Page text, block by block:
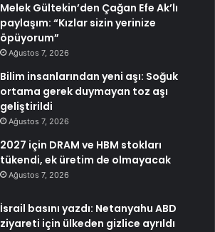
Melek Gültekin’den Çağan Efe Ak’lı
paylaşım: “Kızlar sizin yerinize
öpüyorum”
Ağustos 7, 2026
Bilim insanlarından yeni aşı: Soğuk
ortama gerek duymayan toz aşı
geliştirildi
Ağustos 7, 2026
2027 için DRAM ve HBM stokları
tükendi, ek üretim de olmayacak
Ağustos 7, 2026
İsrail basını yazdı: Netanyahu ABD
ziyareti için ülkeden gizlice ayrıldı